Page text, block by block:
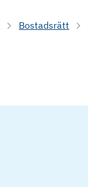
Bostadsrätt